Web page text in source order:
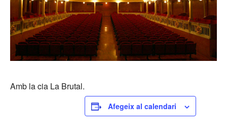
Amb la cia La Brutal.
Afegeix al calendari